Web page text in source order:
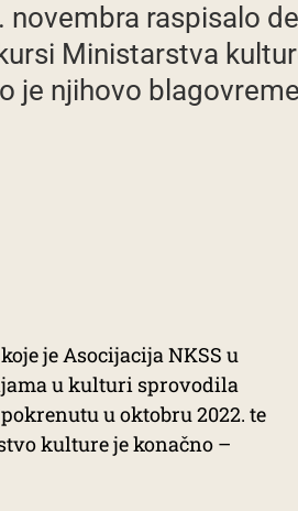
raspisalo
Ministarstva
njihovo
je Asocijacija NKSS u
u kulturi sprovodila
pokrenutu u oktobru 2022. te
kulture je konačno –